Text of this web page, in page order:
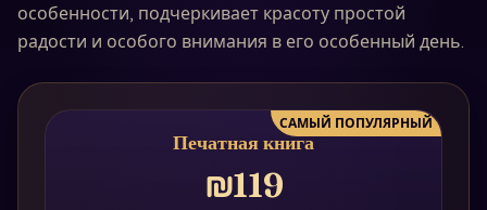
особенности, подчеркивает красоту простой
радости и особого внимания в его особенный день.
САМЫЙ ПОПУЛЯРНЫЙ
Печатная книга
₪119